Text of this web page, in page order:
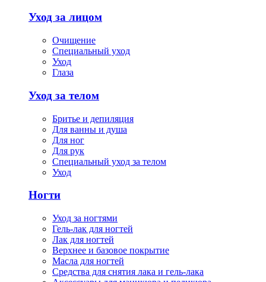
Уход за лицом
Очищение
Специальный уход
Уход
Глаза
Уход за телом
Бритье и депиляция
Для ванны и душа
Для ног
Для рук
Специальный уход за телом
Уход
Ногти
Уход за ногтями
Гель-лак для ногтей
Лак для ногтей
Верхнее и базовое покрытие
Масла для ногтей
Средства для снятия лака и гель-лака